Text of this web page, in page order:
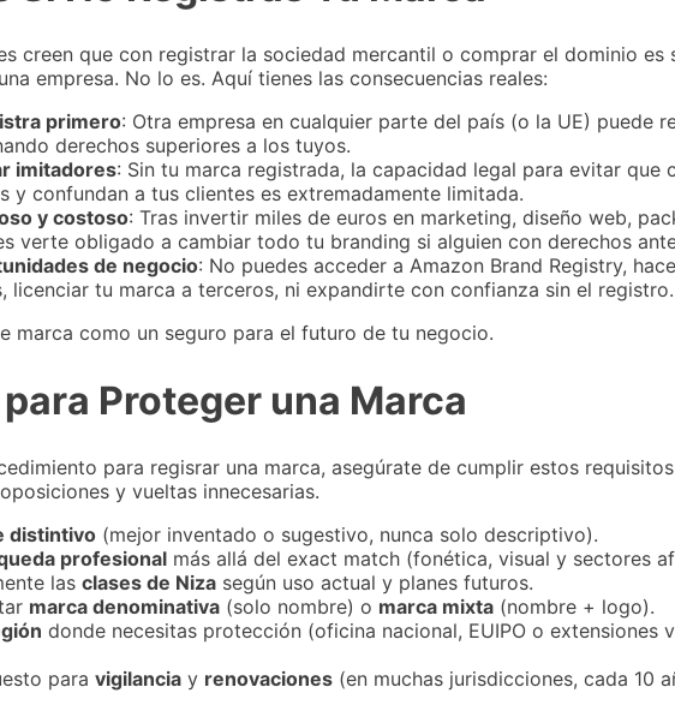
creen que con registrar la sociedad mercantil o comprar el dominio es
empresa. No lo es. Aquí tienes las consecuencias reales:
primero: Otra empresa en cualquier parte del país (o la UE) puede
derechos superiores a los tuyos.
imitadores: Sin tu marca registrada, la capacidad legal para evitar que
y confundan a tus clientes es extremadamente limitada.
y costoso: Tras invertir miles de euros en marketing, diseño web,
verte obligado a cambiar todo tu branding si alguien con derechos
de negocio: No puedes acceder a Amazon Brand Registry,
licenciar tu marca a terceros, ni expandirte con confianza sin el registro.
marca como un seguro para el futuro de tu negocio.
Proteger una Marca
para regisrar una marca, asegúrate de cumplir estos
y vueltas innecesarias.
distintivo (mejor inventado o sugestivo, nunca solo descriptivo).
profesional más allá del exact match (fonética, visual y sectores
las clases de Niza según uso actual y planes futuros.
marca denominativa (solo nombre) o marca mixta (nombre + logo).
donde necesitas protección (oficina nacional, EUIPO o extensiones
para vigilancia y renovaciones (en muchas jurisdicciones, cada 10